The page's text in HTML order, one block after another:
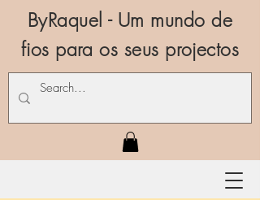
ByRaquel - Um mundo de
fios para os seus projectos